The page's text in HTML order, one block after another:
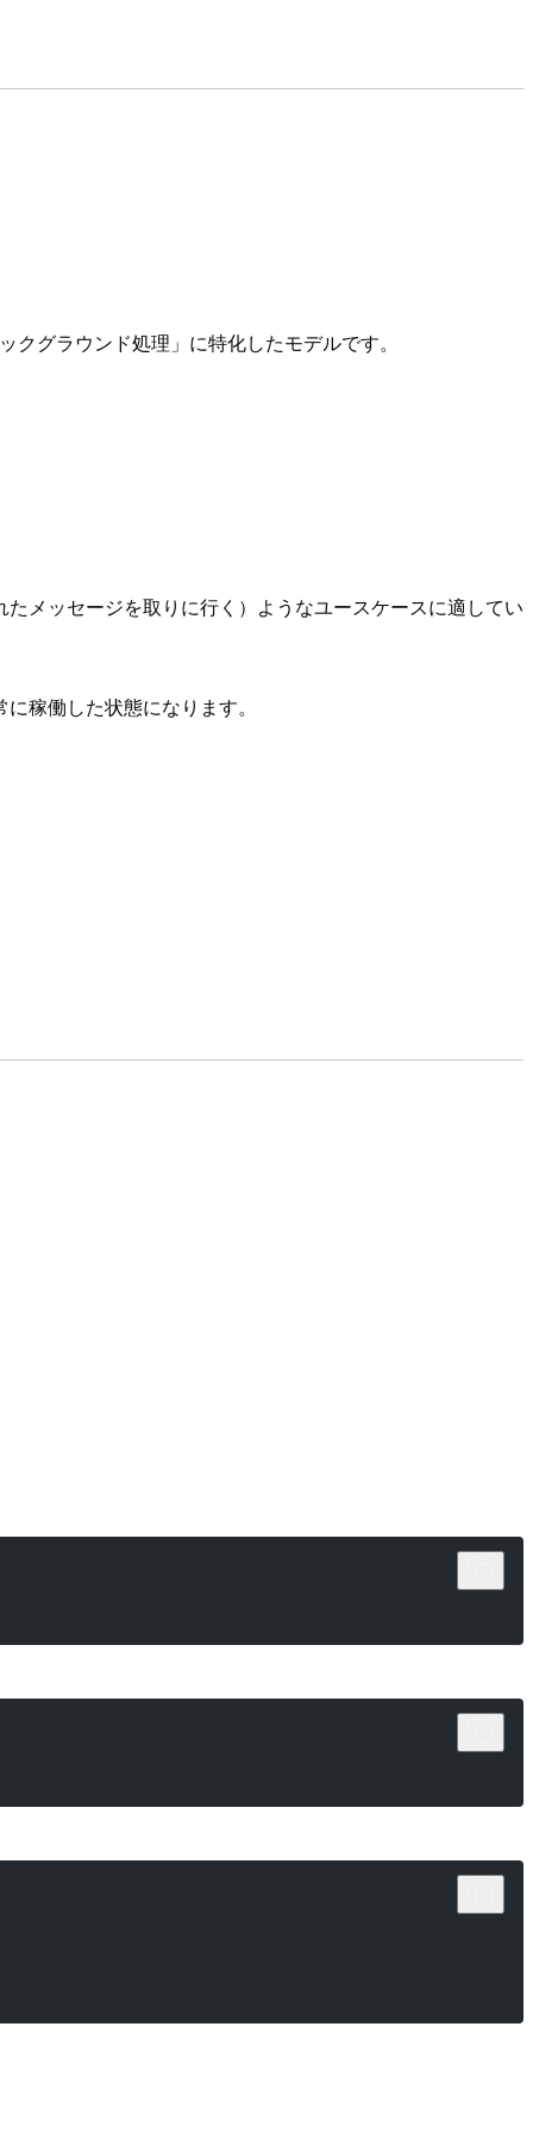
グラウンド処理」に特化したモデルです。
メッセージを取りに行く）ようなユースケースに適してい
稼働した状態になります。